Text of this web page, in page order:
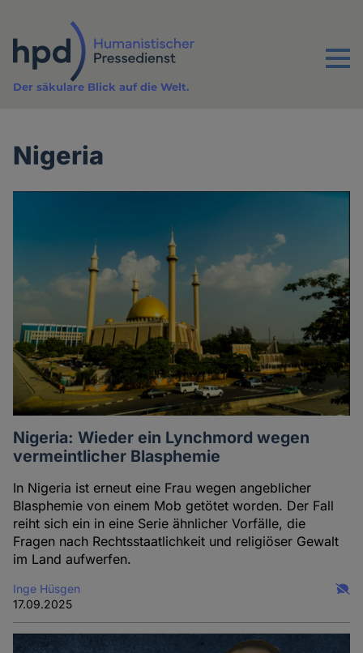
Inhalt
Menu
Der säkulare Blick auf die Welt.
Nigeria
Nigeria: Wieder ein Lynchmord wegen
vermeintlicher Blasphemie
In Nigeria ist erneut eine Frau wegen angeblicher
Blasphemie von einem Mob getötet worden. Der Fall
reiht sich ein in eine Serie ähnlicher Vorfälle, die
Fragen nach Rechtsstaatlichkeit und religiöser Gewalt
im Land aufwerfen.
Inge Hüsgen
17.09.2025